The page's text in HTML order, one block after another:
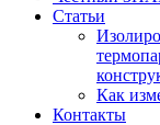
Статьи
Как
Контакты